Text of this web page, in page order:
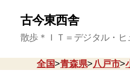
古今東西舎
散歩＊ＩＴ＝デジタル・
全国>青森県>八戸市>